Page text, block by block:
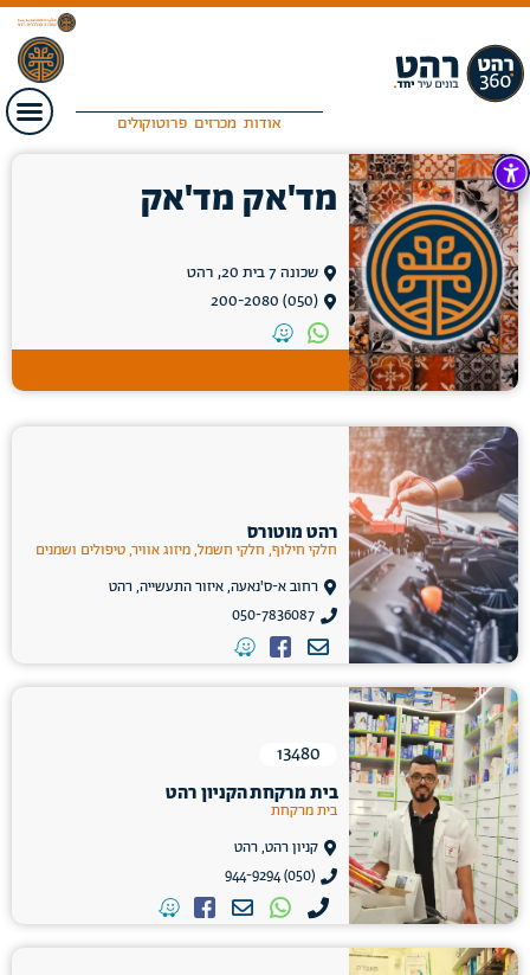
אודות מכרזים פרוטוקולים
מד'אק מד'אק
שכונה 7 בית 20, רהט
(050) 200-2080
רהט מוטורס
חלקי חילוף, חלקי חשמל, מיזוג אוויר, טיפולים ושמנים
רחוב א-ס'נאעה, איזור התעשייה, רהט
050-7836087
13480
בית מרקחת הקניון רהט
בית מרקחת
קניון רהט, רהט
(050) 944-9294